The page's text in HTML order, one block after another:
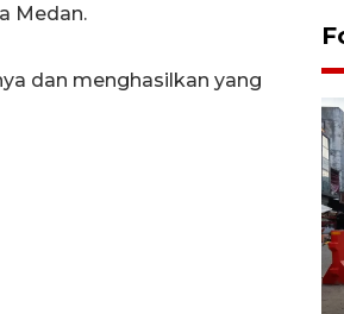
Medan.
dan menghasilkan yang